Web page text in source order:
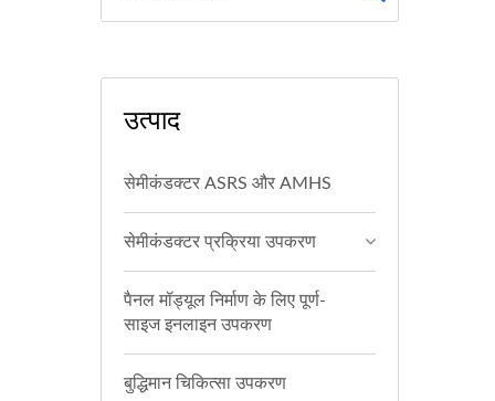
उत्पाद
सेमीकंडक्टर ASRS और AMHS
सेमीकंडक्टर प्रक्रिया उपकरण
पैनल मॉड्यूल निर्माण के लिए पूर्ण-
साइज इनलाइन उपकरण
बुद्धिमान चिकित्सा उपकरण